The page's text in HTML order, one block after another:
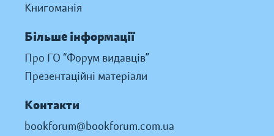
Книгоманія
Більше інформації
Про ГО “Форум видавців”
Презентаційні матеріали
Контакти
bookforum@bookforum.com.ua